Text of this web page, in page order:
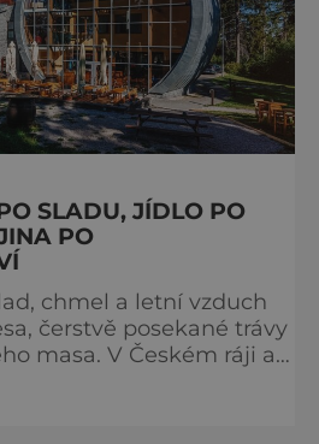
SLADU, JÍDLO PO
PO
chmel a letní vzduch
čerstvě posekané trávy
masa. V Českém ráji a
proudem. Není to